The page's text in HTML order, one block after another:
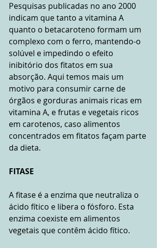
Pesquisas publicadas no ano 2000
indicam que tanto a vitamina A
quanto o betacaroteno formam um
complexo com o ferro, mantendo-o
solúvel e impedindo o efeito
inibitório dos fitatos em sua
absorção. Aqui temos mais um
motivo para consumir carne de
órgãos e gorduras animais ricas em
vitamina A, e frutas e vegetais ricos
em carotenos, caso alimentos
concentrados em fitatos façam parte
da dieta.
FITASE
A fitase é a enzima que neutraliza o
ácido fítico e libera o fósforo. Esta
enzima coexiste em alimentos
vegetais que contêm ácido fítico.